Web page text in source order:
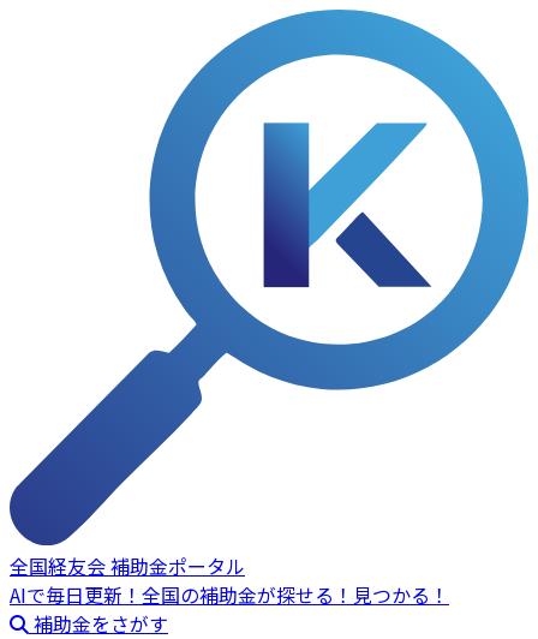
全国経友会 補助金ポータル
AIで毎日更新！全国の補助金が探せる！見つかる！
補助金をさがす